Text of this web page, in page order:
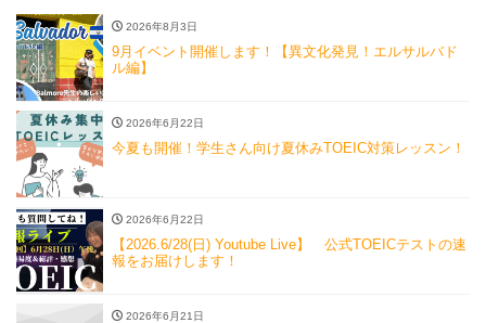
2026年8月3日
9月イベント開催します！【異文化発見！エルサルバド
ル編】
2026年6月22日
今夏も開催！学生さん向け夏休みTOEIC対策レッスン！
2026年6月22日
【2026.6/28(日) Youtube Live】 公式TOEICテストの速
報をお届けします！
2026年6月21日